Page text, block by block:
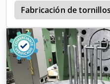
Fabricación de tornillos